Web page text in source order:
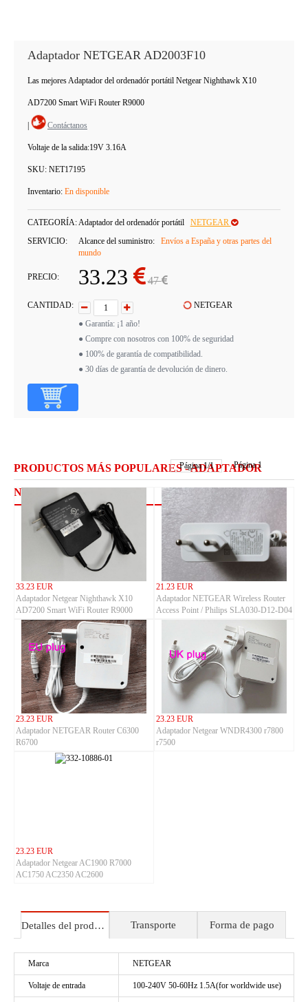
Adaptador NETGEAR AD2003F10
Las mejores Adaptador del ordenadór portátil Netgear Nighthawk X10
AD7200 Smart WiFi Router R9000
Contáctanos
Voltaje de la salida:19V 3.16A
SKU: NET17195
Inventario: En disponible
CATEGORÍA:Adaptador del ordenadór portátil
NETGEAR
SERVICIO:
Alcance del suministro:
Envíos a España y otras partes del
mundo
PRECIO: 33.23 47
CANTIDAD:
NETGEAR
● Garantía: ¡1 año!
● Compre con nosotros con 100% de seguridad
● 100% de garantía de compatibilidad.
● 30 días de garantía de devolución de dinero.
PRODUCTOS MÁS POPULARES - ADAPTADOR
NETGEAR
Página1/1 Página 1
33.23 EUR
Adaptador Netgear Nighthawk X10
AD7200 Smart WiFi Router R9000
21.23 EUR
Adaptador NETGEAR Wireless Router
Access Point / Philips SLA030-D12-D04
AOC LCD CYSC32-120250 PS-1225
23.23 EUR
Adaptador NETGEAR Router C6300
R6700
23.23 EUR
Adaptador Netgear WNDR4300 r7800
r7500
23.23 EUR
Adaptador Netgear AC1900 R7000
AC1750 AC2350 AC2600
Detalles del producto Transporte Forma de pago
Marca NETGEAR
Voltaje de entrada 100-240V 50-60Hz 1.5A(for worldwide use)